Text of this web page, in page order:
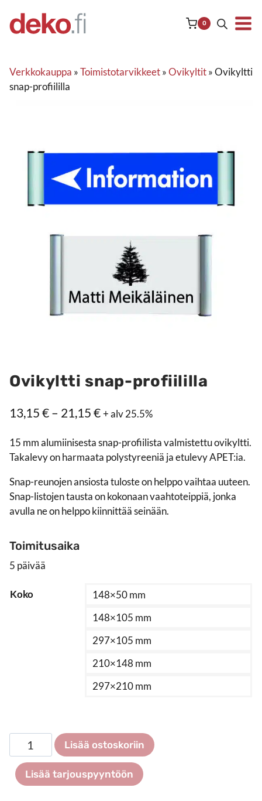
sisältöön
0
Verkkokauppa »Toimistotarvikkeet»Ovikyltit»Ovikyltti
snap-profiililla
Ovikyltti snap-profiililla
13,15€– 21,15€Hintaluokka:
–
21,15 €
+ alv 25.5%
15 mm alumiinisesta snap-profiilista valmistettu ovikyltti.
Takalevy on harmaata polystyreeniä ja etulevy APET:ia.
Snap-reunojen ansiosta tuloste on helppo vaihtaa uuteen.
Snap-listojen tausta on kokonaan vaahtoteippiä, jonka
avulla ne on helppo kiinnittää seinään.
Toimitusaika
5 päivää
Koko
148×50 mm
148×105 mm
297×105 mm
210×148 mm
297×210 mm
Ovikyltti
snap-
profiililla
määrä
Lisää ostoskoriin
Lisää tarjouspyyntöön